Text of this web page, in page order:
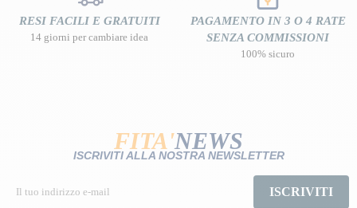
RESI FACILI E GRATUITI
14 giorni per cambiare idea
PAGAMENTO IN 3 O 4 RATE
SENZA COMMISSIONI
100% sicuro
FITA'NEWS
ISCRIVITI ALLA NOSTRA NEWSLETTER
ISCRIVITI